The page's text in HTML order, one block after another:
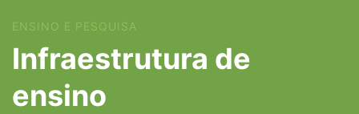
ENSINO E PESQUISA
Infraestrutura de
ensino